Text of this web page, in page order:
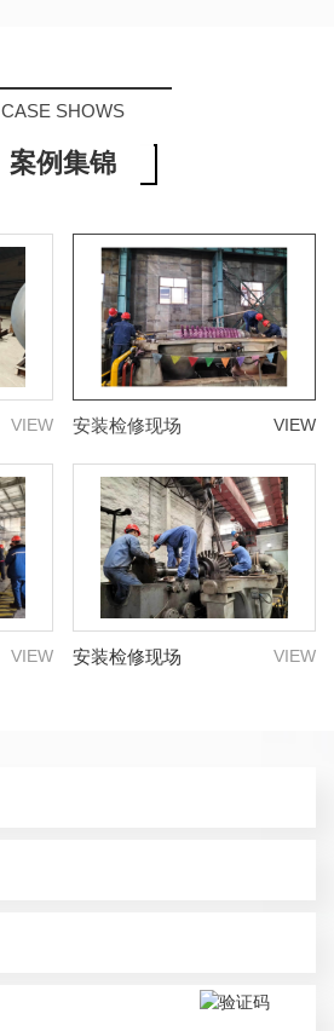
CASE SHOWS
案例集锦
VIEW 安装检修现场 VIEW
VIEW 安装检修现场 VIEW